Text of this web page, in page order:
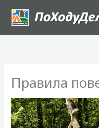
содержимому
Правила